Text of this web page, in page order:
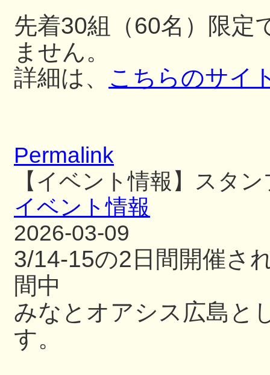
先着30組（60名）限定
ません。
詳細は、 こちらのサイ
Permalink
【イベント情報】スタ
イベント情報
2026-03-09
3/14-15の2日間開催さ
間中
みなとオアシス広島と
す。